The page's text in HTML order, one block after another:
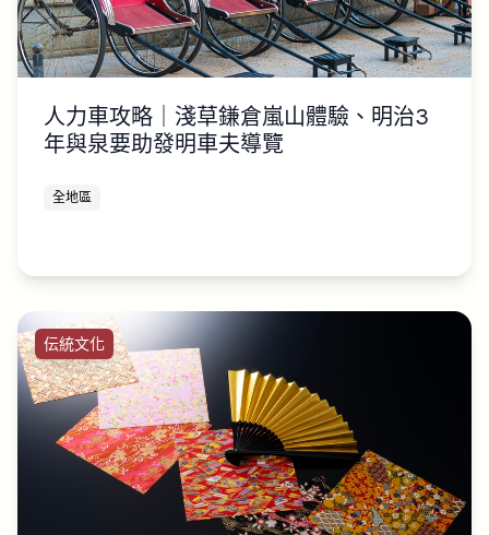
人力車攻略｜淺草鎌倉嵐山體驗、明治3
年與泉要助發明車夫導覽
全地區
伝統文化